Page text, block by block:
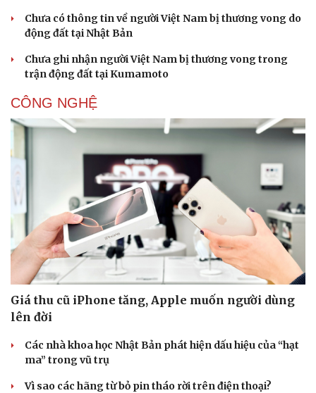
Chưa có thông tin về người Việt Nam bị thương vong do
động đất tại Nhật Bản
Chưa ghi nhận người Việt Nam bị thương vong trong
trận động đất tại Kumamoto
CÔNG NGHỆ
Giá thu cũ iPhone tăng, Apple muốn người dùng
lên đời
Các nhà khoa học Nhật Bản phát hiện dấu hiệu của “hạt
ma” trong vũ trụ
Vì sao các hãng từ bỏ pin tháo rời trên điện thoại?